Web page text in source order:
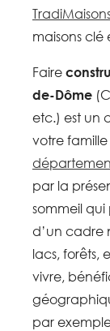
maisons clé
Faire
de-Dôme
etc.) est un
votre
par la
sommeil
d’un cadre
lacs, forêts,
vivre,
par